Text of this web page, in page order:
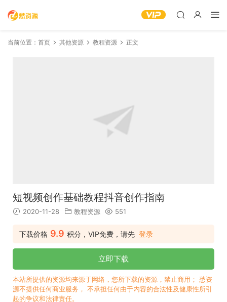
当前位置： 首页 其他资源 教程资源 正文
短视频创作基础教程抖音创作指南
2020-11-28 教程资源 551
下载价格 9.9 积分，VIP免费，请先 登录
立即下载
本站所提供的资源均来源于网络，您所下载的资源，禁止商用； 愁资
源不提供任何商业服务， 不承担任何由于内容的合法性及健康性所引
起的争议和法律责任。